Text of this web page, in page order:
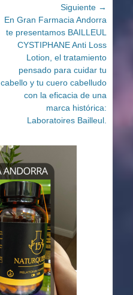
Siguiente →
Entrada
siguiente:
En Gran Farmacia Andorra
te presentamos BAILLEUL
CYSTIPHANE Anti Loss
Lotion, el tratamiento
pensado para cuidar tu
cabello y tu cuero cabelludo
con la eficacia de una
marca histórica:
Laboratoires Bailleul.